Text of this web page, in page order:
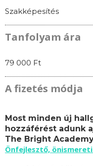
Szakképesítés
Tanfolyam ára
79 000 Ft
A fizetés módja
Most minden új
hozzáférést adunk
The Bright
Önfejlesztő,